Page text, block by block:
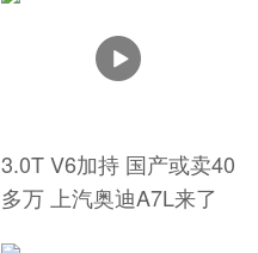
3.0T V6加持 国产或卖40
多万 上汽奥迪A7L来了